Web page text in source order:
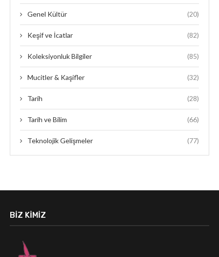
Genel Kültür (20)
Keşif ve İcatlar (82)
Koleksiyonluk Bilgiler (85)
Mucitler & Kaşifler (32)
Tarih (28)
Tarih ve Bilim (66)
Teknolojik Gelişmeler (77)
BIZ KIMIZ